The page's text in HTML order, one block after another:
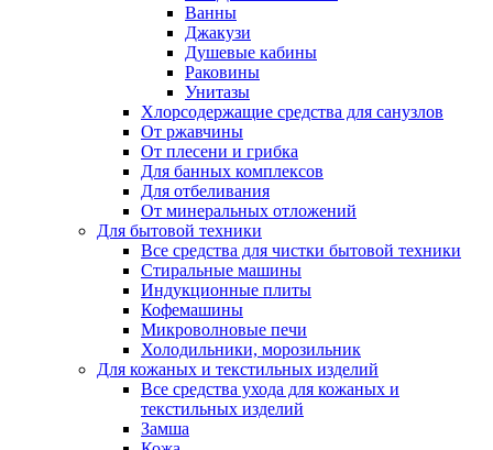
Ванны
Джакузи
Душевые кабины
Раковины
Унитазы
Хлорсодержащие средства для санузлов
От ржавчины
От плесени и грибка
Для банных комплексов
Для отбеливания
От минеральных отложений
Для бытовой техники
Все средства для чистки бытовой техники
Стиральные машины
Индукционные плиты
Кофемашины
Микроволновые печи
Холодильники, морозильник
Для кожаных и текстильных изделий
Все средства ухода для кожаных и
текстильных изделий
Замша